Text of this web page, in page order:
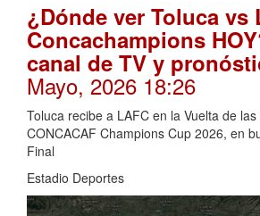
¿Dónde ver Toluca vs
Concachampions
canal de TV y
Mayo, 2026 18:26
Toluca recibe a LAFC en la Vuelta de
CONCACAF Champions Cup 2026, en
Final
Estadio Deportes